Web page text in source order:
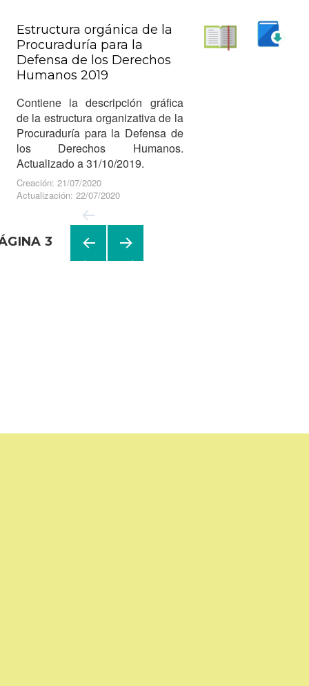
Estructura orgánica de la
Procuraduría para la
Defensa de los Derechos
Humanos 2019
Contiene la descripción gráfica
de la estructura organizativa de la
Procuraduría para la Defensa de
los Derechos Humanos.
Actualizado a 31/10/2019.
Creación: 21/07/2020
Actualización: 22/07/2020
3